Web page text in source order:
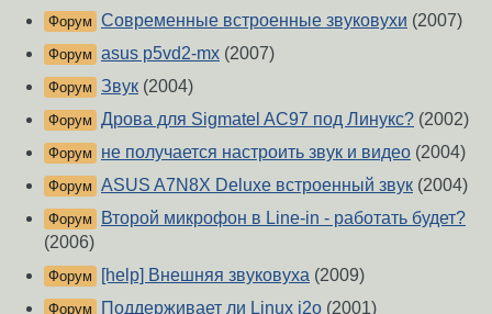
Форум Современные встроенные звуковухи (2007)
Форум asus p5vd2-mx (2007)
Форум Звук (2004)
Форум Дрова для Sigmatel AC97 под Линукс? (2002)
Форум не получается настроить звук и видео (2004)
Форум ASUS A7N8X Deluxe встроенный звук (2004)
Форум
Второй микрофон в Line-in - работать будет?
(2006)
Форум [help] Внешняя звуковуха (2009)
Форум Поддерживает ли Linux i2o (2001)